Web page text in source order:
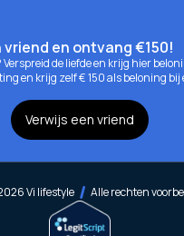
vriend en ontvang €150!
Verspreid de liefde en krijg hier
en krijg zelf € 150 als beloning bij
Verwijs een vriend
Vi lifestyle Alle rechten